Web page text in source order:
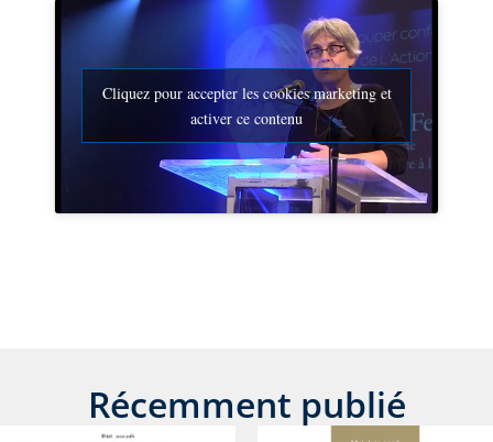
Cliquez pour accepter les cookies marketing et
activer ce contenu
Récemment publié